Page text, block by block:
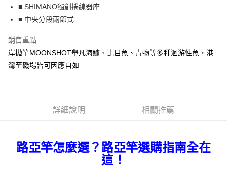
1.分期款項不併入電信帳單，「大哥付你分期」於每月結算日後寄送繳費提
醒簡訊。
2.透過簡訊連結打開帳單後，可選擇「超商條碼／台灣大直營門市／銀行轉
1.本服務係由「台灣大哥大股份有限公司」（以下簡稱本公司）所提供，讓
用戶於交易時，得透過本服務購買商品或服務，並由商店將買賣／分期付款
3.完整用戶服務條款，請詳閱以下連結：
https://oppay.tw/userRule
【「AFTEE先享後付」結帳流程】
１．於結帳方式選擇「AFTEE先享後付」後，將跳轉至「AFTEE先享後付」
結帳頁面，進行簡訊認證並確認金額後，即可完成結帳。
３．收到繳費通知簡訊後14天內，點擊此簡訊中的連結，可透過四大超商／
ATM／網路銀行／等多元方式進行付款，方視為交易完成。
※ 請注意：結帳手續完成當下不需立刻繳費，但若您需要取消訂單，請聯絡
購買商品的店家。未經商家同意取消之訂單仍視為有效，需透過AFTEE先享
客戶支援中心」https://netprotections.freshdesk.com/support/home
易，需依本服務之必要範圍內提供個人資料，並將交易相關給付款項請求債
權轉讓予恩沛科技股份有限公司。
２．關於個人資料處理事宜，請瀏覽以下網址：
一般宅配（門市自取請勿下單，請聯繫客服）
每筆NT$100，滿NT$2,000(含以上)免運費
大型宅配(門市自取請勿下單，請聯繫客服）
每筆NT$150，滿NT$2,000(含以上)免運費
■ SHIMANO獨創捲線器座
■ 中央分段兩節式
銷售重點
岸拋竿MOONSHOT舉凡海鱸、比目魚、青物等多種洄游性魚，港
灣至磯場皆可因應自如
詳細說明 相關推薦
路亞竿怎麼選？路亞竿選購指南全在
這！